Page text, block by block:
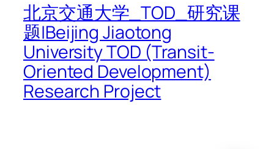
北京交通大学_TOD_研究课
题|Beijing Jiaotong
University TOD (Transit-
Oriented Development)
Research Project